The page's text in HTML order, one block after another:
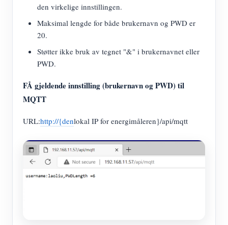
den virkelige innstillingen.
Maksimal lengde for både brukernavn og PWD er
20.
Støtter ikke bruk av tegnet "&" i brukernavnet eller
PWD.
FÅ gjeldende innstilling (brukernavn og PWD) til
MQTT
URL:http://{denlokal IP for energimåleren}/api/mqtt